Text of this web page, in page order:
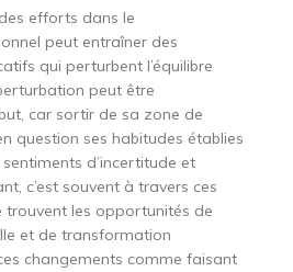
efforts dans le
peut entraîner des
qui perturbent l’équilibre
peut être
car sortir de sa zone de
question ses habitudes établies
d’incertitude et
c’est souvent à travers ces
trouvent les opportunités de
et de transformation
changements comme faisant